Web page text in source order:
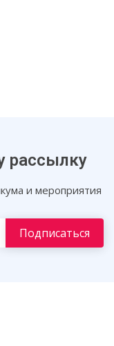
рассылку
и мероприятия